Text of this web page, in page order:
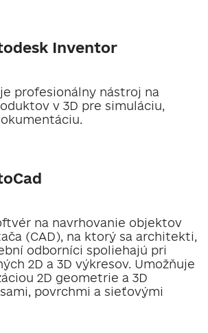
Inventor
profesionálny nástroj na
v 3D pre simuláciu,
na navrhovanie objektov
(CAD), na ktorý sa architekti,
odborníci spoliehajú pri
2D a 3D výkresov. Umožňuje
2D geometrie a 3D
povrchmi a sieťovými